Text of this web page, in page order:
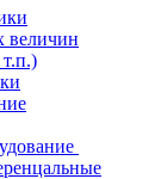
величин